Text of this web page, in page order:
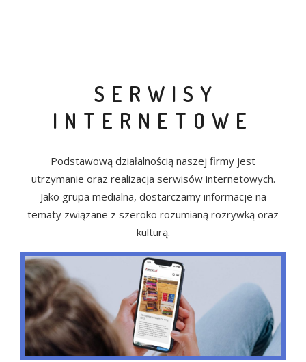
SERWISY
INTERNETOWE
Podstawową działalnością naszej firmy jest
utrzymanie oraz realizacja serwisów internetowych.
Jako grupa medialna, dostarczamy informacje na
tematy związane z szeroko rozumianą rozrywką oraz
kulturą.